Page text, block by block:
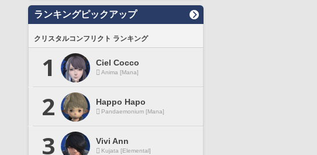
ランキングピックアップ
クリスタルコンフリクト ランキング
1 Ciel Cocco
Anima [Mana]
2 Happo Hapo
Pandaemonium [Mana]
3 Vivi Ann
Kujata [Elemental]